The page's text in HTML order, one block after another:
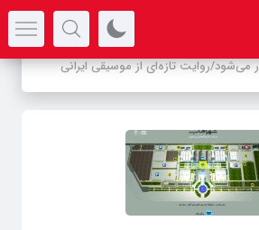
می‌شود/روایت تازه‌ای از موسیقی ایرانی